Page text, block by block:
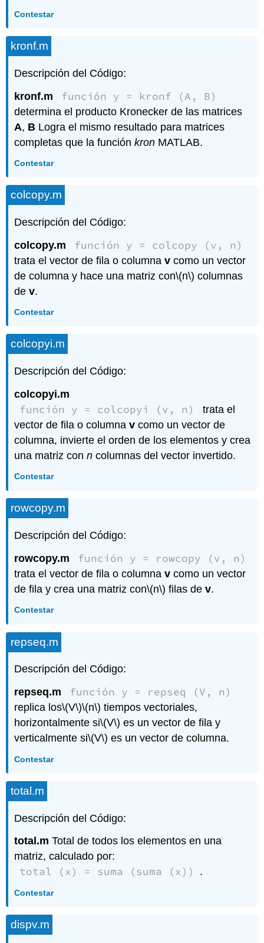
Contestar
kronf.m
Descripción del Código:
kronf.m
función y = kronf (A, B)
determina el producto Kronecker de las matrices
A, B Logra el mismo resultado para matrices
completas que la funciónkron MATLAB.
Contestar
colcopy.m
Descripción del Código:
colcopy.m
función y = colcopy (v, n)
trata el vector de fila o columnav como un vector
de columna y hace una matriz con\(n\) columnas
dev.
Contestar
colcopyi.m
Descripción del Código:
colcopyi.m
función y = colcopyi (v, n)
trata el
vector de fila o columnav como un vector de
columna, invierte el orden de los elementos y crea
una matriz conn columnas del vector invertido.
Contestar
rowcopy.m
Descripción del Código:
rowcopy.m
función y = rowcopy (v, n)
trata el vector de fila o columnav como un vector
de fila y crea una matriz con\(n\) filas dev.
Contestar
repseq.m
Descripción del Código:
repseq.m
función y = repseq (V, n)
replica los\(V\)\(n\) tiempos vectoriales,
horizontalmente si\(V\) es un vector de fila y
verticalmente si\(V\) es un vector de columna.
Contestar
total.m
Descripción del Código:
total.m Total de todos los elementos en una
matriz, calculado por:
total (x) = suma (suma (x)) .
Contestar
dispv.m